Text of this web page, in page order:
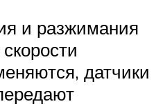
и разжимания
датчики